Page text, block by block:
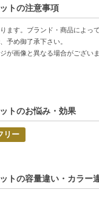
トの注意事項
す。ブランド・商品によっ
予め御了承下さい。
画像と異なる場合がござい
トのお悩み・効果
リー
トの容量違い・カラー